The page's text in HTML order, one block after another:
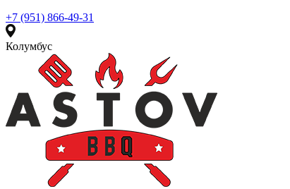
+7 (951) 866-49-31
Колумбус